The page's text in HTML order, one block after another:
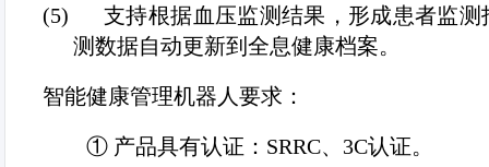
(5)
支持根据血压监测结果，形成患者监
测数据自动更新到全息健康档案。
智能健康管理机器人要求：
① 产品具有认证： SRRC、 3C认证。